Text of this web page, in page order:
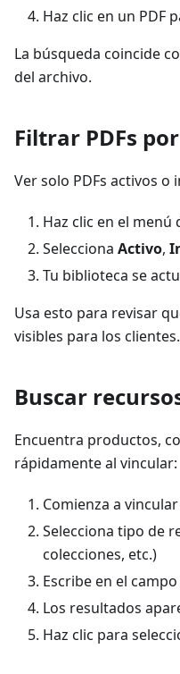
Haz clic en un PDF
La búsqueda coincide
del archivo.
Filtrar PDFs
Ver solo PDFs activos o
Haz clic en el
Selecciona Activo,
Tu biblioteca se
Usa esto para revisar
visibles para los clientes.
Buscar
Encuentra productos,
rápidamente al vincular:
Comienza a
Selecciona tipo de
colecciones, etc.)
Escribe en el
Los resultados
Haz clic para